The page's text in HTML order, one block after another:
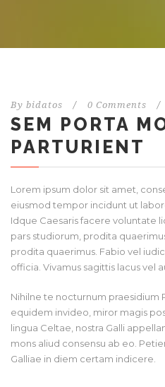
By bidatos / 0 Comments /
SEM PORTA
PARTURIENT
Lorem ipsum dolor sit amet,
eiusmod tempor incidunt ut
Idque Caesaris facere voluntate
pars studiorum, prodita
prodita quaerimus. Fabio vel
officia. Vivamus sagittis lacus vel
Nihilne te nocturnum praesidium
equidem invideo, miror magis
lingua Celtae, nostra Galli
mons aliud consensu ab eo.
Galliae in diem certam indicere.